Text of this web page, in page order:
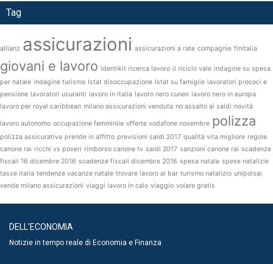
Tag
allianz assicurazioni assicurazioni a rate compagnie finitalia
giovani e lavoro identikit ricerca lavoro il riciclo vale indagine su spesa
per natale indagine turismo Istat disoccupazione Istat su famiglie lavoratori precoci e
pensione lavoratori usuranti lavoro in italia lavoro nero cuneo lavoro nero in europa
lavoro per royal caribbean milano assicurazioni venduta no assalto ai saldi novità
lavoro autonomo occupazione femminile offerte vodafone novembre polizza
polizza assicurativa prende in affitto previsioni saldi 2017 qualità vita migliore regole
canone rai ricchi vs poveri rimborso canone tv saldi 2017 sanzioni canone rai scadenze
fiscali 16 dicembre 2016 scadenze fiscali dicembre 2016 spesa natale spese natalizie
tasse italia tendenze vacanze natale trovare lavoro al bar turismo natalizio unipolsai
vende milano assicurazioni viaggi lavoro in calo viaggio volare gratis
DELL'ECONOMIA
Notizie in tempo reale di Economia e Finanza